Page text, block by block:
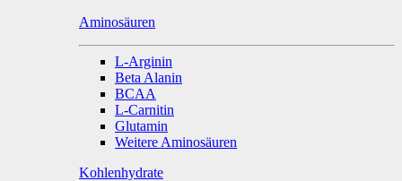
Aminosäuren
L-Arginin
Beta Alanin
BCAA
L-Carnitin
Glutamin
Weitere Aminosäuren
Kohlenhydrate